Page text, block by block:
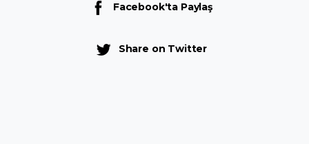
Facebook'ta Paylaş
Share on Twitter